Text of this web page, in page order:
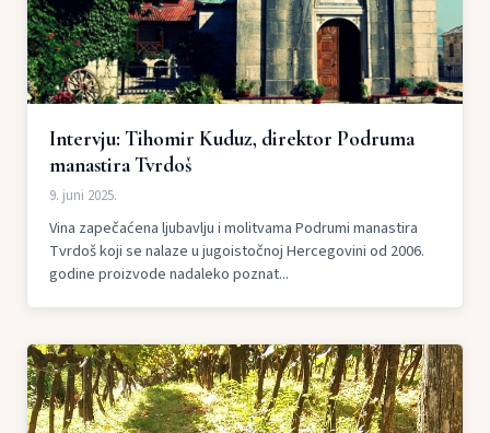
Intervju: Tihomir Kuduz, direktor Podruma
manastira Tvrdoš
9. juni 2025.
Vina zapečaćena ljubavlju i molitvama Podrumi manastira
Tvrdoš koji se nalaze u jugoistočnoj Hercegovini od 2006.
godine proizvode nadaleko poznat...